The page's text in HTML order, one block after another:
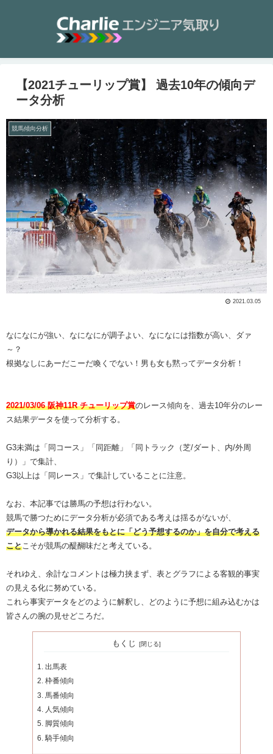
【2021チューリップ賞】 過去10年の傾向デ
ータ分析
競馬傾向分析
2021.03.05
なになにが強い、なになにが調子よい、なになには指数が高い、ダァ
～？
根拠なしにあーだこーだ喚くでない！男も女も黙ってデータ分析！
2021/03/06 阪神11R チューリップ賞のレース傾向を、過去10年分のレー
ス結果データを使って分析する。
G3未満は「同コース」「同距離」「同トラック（芝/ダート、内/外周
り）」で集計、
G3以上は「同レース」で集計していることに注意。
なお、本記事では勝馬の予想は行わない。
競馬で勝つためにデータ分析が必須である考えは揺るがないが、
データから導かれる結果をもとに「どう予想するのか」を自分で考える
こと こそが競馬の醍醐味だと考えている。
それゆえ、余計なコメントは極力挟まず、表とグラフによる客観的事実
の見える化に努めている。
これら事実データをどのように解釈し、どのように予想に組み込むかは
皆さんの腕の見せどころだ。
もくじ
出馬表
枠番傾向
馬番傾向
人気傾向
脚質傾向
騎手傾向